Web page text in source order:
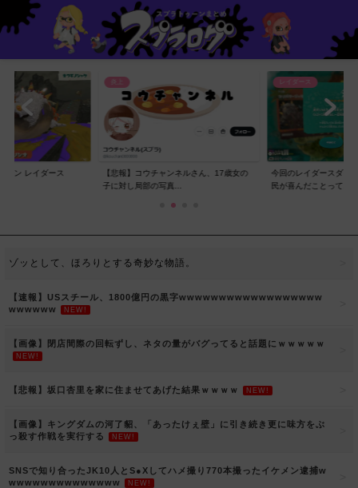
ネルさん、17歳女の
今回のレイダースダイレクトで一番スプラ
民が喜んだことって...
レイダース
【賛否】レイダースダ
ラ民の反応ｗｗｗｗ...
ゾッとして、ほろりとする奇妙な物語。
【速報】USスチール、1800億円の黒字wwwwwwwwwwwwwwwwww
wwwwww
NEW!
【画像】閉店間際の回転ずし、ネタの量がバグってると話題にｗｗｗｗｗ
NEW!
【悲報】坂口杏里を家に住ませてあげた結果ｗｗｗｗ NEW!
【画像】キングダムの河了貂、「あったけぇ壁」に引き続き更に味方をぶ
っ殺す作戦を実行する
NEW!
SNSで知り合ったJK10人とS●Xしてハメ撮り770本撮ったイケメン逮捕w
wwwwwwwwwwwwww
NEW!